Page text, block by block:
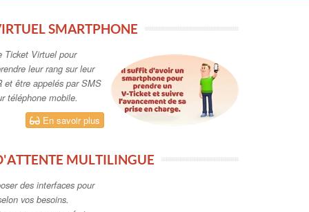
SMARTPHONE
Ticket Virtuel pour
leur rang sur leur
et être appelés par SMS
téléphone mobile.
En savoir plus
MULTILINGUE
des interfaces pour
vos besoins.